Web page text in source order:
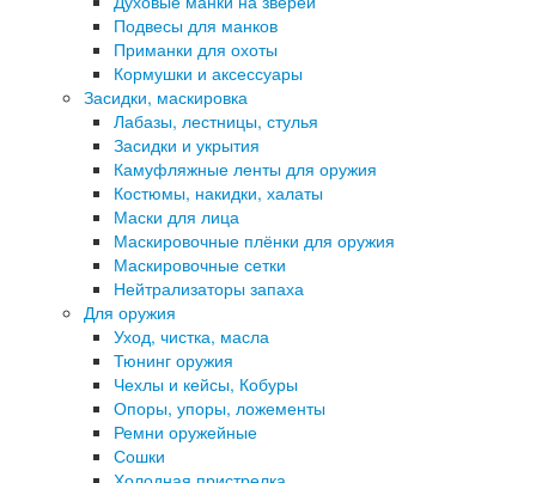
Подвесы для манков
Приманки для охоты
Кормушки и аксессуары
Засидки, маскировка
Лабазы, лестницы, стулья
Засидки и укрытия
Камуфляжные ленты для оружия
Костюмы, накидки, халаты
Маски для лица
Маскировочные плёнки для оружия
Маскировочные сетки
Нейтрализаторы запаха
Для оружия
Уход, чистка, масла
Тюнинг оружия
Чехлы и кейсы, Кобуры
Опоры, упоры, ложементы
Ремни оружейные
Сошки